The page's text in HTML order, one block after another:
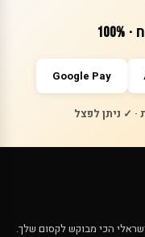
Google Pay
הכי מבוקש לקסום שלך.